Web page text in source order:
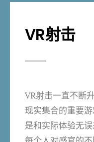
VR射击
VR射击一直不断
现实集合的重要
是和实际体验无